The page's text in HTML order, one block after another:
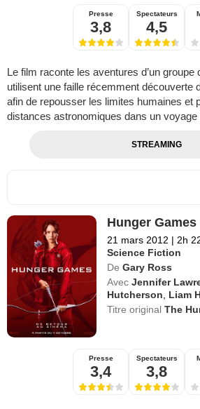
Presse
3,8
Spectateurs
4,5
Le film raconte les aventures d’un groupe
utilisent une faille récemment découverte
afin de repousser les limites humaines et
distances astronomiques dans un voyage
STREAMING
Hunger Games
21 mars 2012 | 2h
Science Fiction
De Gary Ross
Avec Jennifer
Hutcherson
Liam
Titre originalThe
Presse
3,4
Spectateurs
3,8